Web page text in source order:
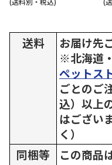
送料
お届け先
※北海道
ペットス
ごとのご
込）以上
はござい
く）
同梱等
この商品は